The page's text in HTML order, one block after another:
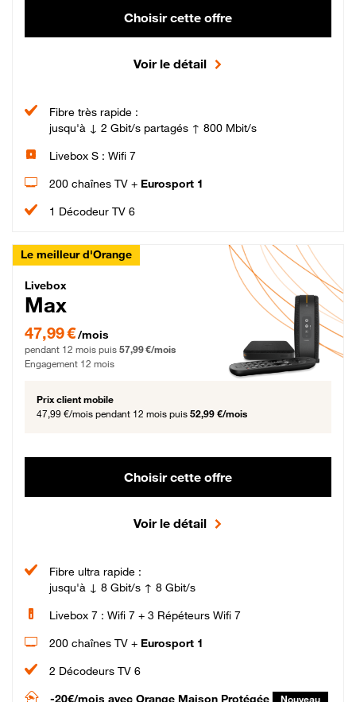
Choisir cette offre
Voir le détail
Fibre très rapide :
jusqu'à ↓ 2 Gbit/s partagés ↑ 800 Mbit/s
Livebox S : Wifi 7
200 chaînes TV + Eurosport 1
1 Décodeur TV 6
Le meilleur d'Orange
Livebox Max Fibre
Livebox
Max
47,99 € par mois pendant 12 mois puis 57,99 € par mois, Engagement 12 mois
47,99 €/mois
pendant 12 mois puis 57,99 €/mois
Engagement 12 mois
Prix client mobile
47,99 €/mois pendant 12 mois puis 52,99 €/mois
Choisir cette offre
Voir le détail
Fibre ultra rapide :
jusqu'à ↓ 8 Gbit/s ↑ 8 Gbit/s
Livebox 7 : Wifi 7 + 3 Répéteurs Wifi 7
200 chaînes TV + Eurosport 1
2 Décodeurs TV 6
-20€/mois avec Orange Maison Protégée Nouveau